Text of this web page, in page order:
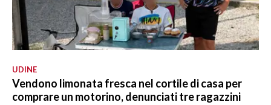
UDINE
Vendono limonata fresca nel cortile di casa per
comprare un motorino, denunciati tre ragazzini